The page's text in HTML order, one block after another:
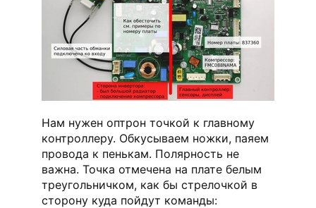
Нам нужен оптрон точкой к главному
контроллеру. Обкусываем ножки, паяем
провода к пенькам. Полярность не
важна. Точка отмечена на плате белым
треугольничком, как бы стрелочкой в
сторону куда пойдут команды: